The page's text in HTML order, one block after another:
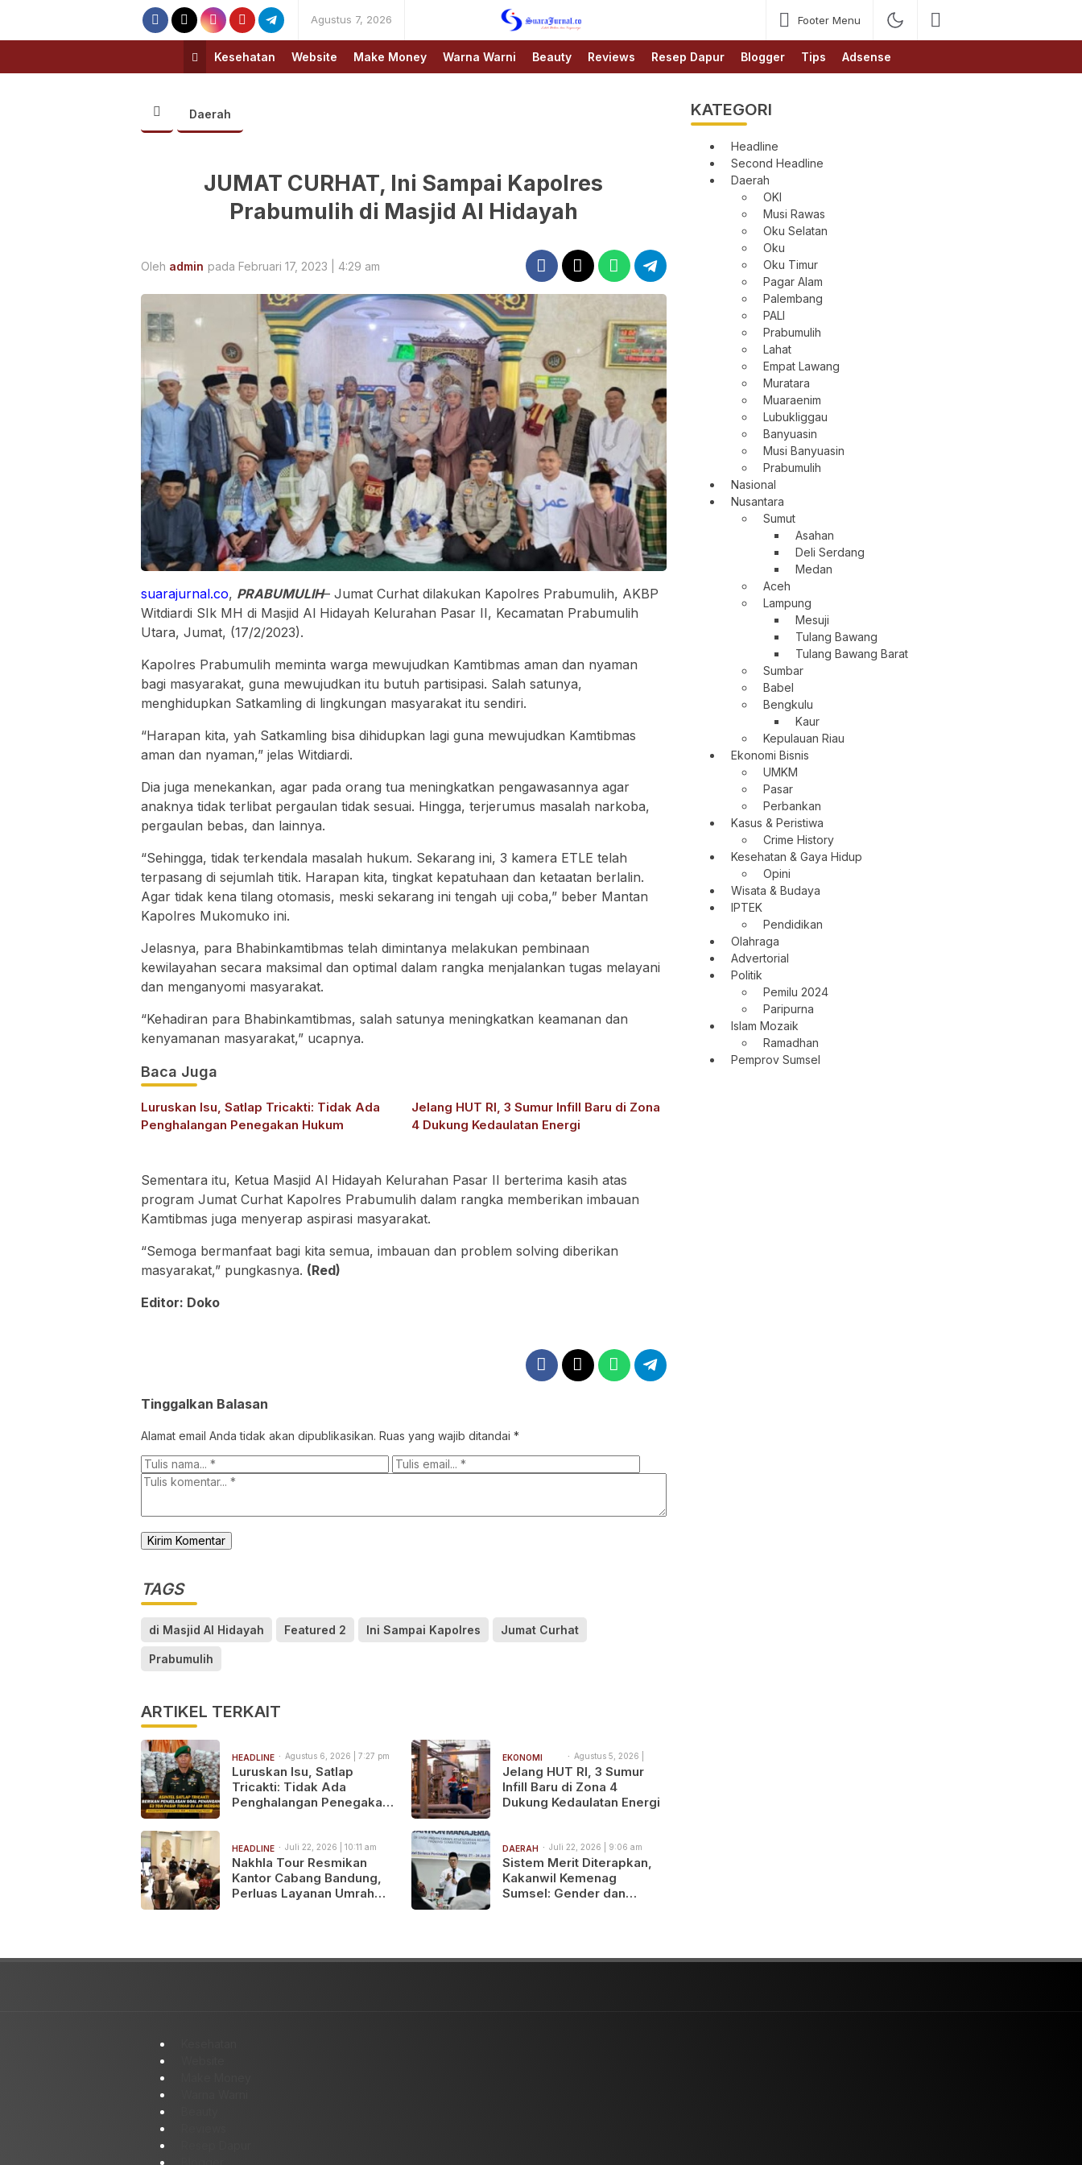
Agustus 7, 2026
SUARAJURNAL.CO
Footer Menu
Kesehatan Website Make Money Warna Warni Beauty Reviews Resep Dapur Blogger Tips Adsense
Daerah
JUMAT CURHAT, Ini Sampai Kapolres
Prabumulih di Masjid Al Hidayah
Oleh admin pada Februari 17, 2023 | 4:29 am
suarajurnal.co, PRABUMULIH– Jumat Curhat dilakukan Kapolres Prabumulih, AKBP
Witdiardi SIk MH di Masjid Al Hidayah Kelurahan Pasar II, Kecamatan Prabumulih
Utara, Jumat, (17/2/2023).
Kapolres Prabumulih meminta warga mewujudkan Kamtibmas aman dan nyaman
bagi masyarakat, guna mewujudkan itu butuh partisipasi. Salah satunya,
menghidupkan Satkamling di lingkungan masyarakat itu sendiri.
“Harapan kita, yah Satkamling bisa dihidupkan lagi guna mewujudkan Kamtibmas
aman dan nyaman,” jelas Witdiardi.
Dia juga menekankan, agar pada orang tua meningkatkan pengawasannya agar
anaknya tidak terlibat pergaulan tidak sesuai. Hingga, terjerumus masalah narkoba,
pergaulan bebas, dan lainnya.
“Sehingga, tidak terkendala masalah hukum. Sekarang ini, 3 kamera ETLE telah
terpasang di sejumlah titik. Harapan kita, tingkat kepatuhaan dan ketaatan berlalin.
Agar tidak kena tilang otomasis, meski sekarang ini tengah uji coba,” beber Mantan
Kapolres Mukomuko ini.
Jelasnya, para Bhabinkamtibmas telah dimintanya melakukan pembinaan
kewilayahan secara maksimal dan optimal dalam rangka menjalankan tugas melayani
dan menganyomi masyarakat.
“Kehadiran para Bhabinkamtibmas, salah satunya meningkatkan keamanan dan
kenyamanan masyarakat,” ucapnya.
Baca Juga
Luruskan Isu, Satlap Tricakti: Tidak Ada
Penghalangan Penegakan Hukum
Jelang HUT RI, 3 Sumur Infill Baru di Zona
4 Dukung Kedaulatan Energi
Sementara itu, Ketua Masjid Al Hidayah Kelurahan Pasar II berterima kasih atas
program Jumat Curhat Kapolres Prabumulih dalam rangka memberikan imbauan
Kamtibmas juga menyerap aspirasi masyarakat.
“Semoga bermanfaat bagi kita semua, imbauan dan problem solving diberikan
masyarakat,” pungkasnya. (Red)
Editor: Doko
Tinggalkan Balasan
Alamat email Anda tidak akan dipublikasikan. Ruas yang wajib ditandai *
TAGS
di Masjid Al Hidayah Featured 2 Ini Sampai Kapolres Jumat Curhat
Prabumulih
ARTIKEL TERKAIT
HEADLINE Agustus 6, 2026 | 7:27 pm
Luruskan Isu, Satlap
Tricakti: Tidak Ada
Penghalangan Penegakan
EKONOMI
BISNIS
Agustus 5, 2026 |
3:29 pm
Jelang HUT RI, 3 Sumur
Infill Baru di Zona 4
Dukung Kedaulatan Energi
HEADLINE Juli 22, 2026 | 10:11 am
Nakhla Tour Resmikan
Kantor Cabang Bandung,
Perluas Layanan Umrah
DAERAH Juli 22, 2026 | 9:06 am
Sistem Merit Diterapkan,
Kakanwil Kemenag
Sumsel: Gender dan
KATEGORI
Headline
Second Headline
Daerah
OKI
Musi Rawas
Oku Selatan
Oku
Oku Timur
Pagar Alam
Palembang
PALI
Prabumulih
Lahat
Empat Lawang
Muratara
Muaraenim
Lubukliggau
Banyuasin
Musi Banyuasin
Prabumulih
Nasional
Nusantara
Sumut
Asahan
Deli Serdang
Medan
Aceh
Lampung
Mesuji
Tulang Bawang
Tulang Bawang Barat
Sumbar
Babel
Bengkulu
Kaur
Kepulauan Riau
Ekonomi Bisnis
UMKM
Pasar
Perbankan
Kasus & Peristiwa
Crime History
Kesehatan & Gaya Hidup
Opini
Wisata & Budaya
IPTEK
Pendidikan
Olahraga
Advertorial
Politik
Pemilu 2024
Paripurna
Islam Mozaik
Ramadhan
Pemprov Sumsel